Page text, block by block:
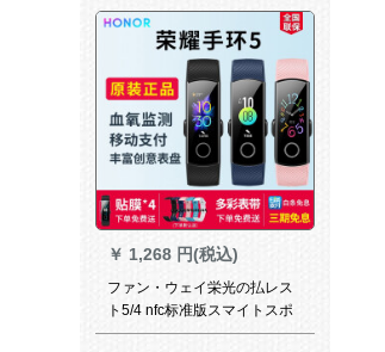
计シバモニター
￥ 1,268 円(税込)
ファン・ウェイ栄光の払レス
ト5/4 nfc标准版スマイトスポ
ーツ防水心拍睡眠ドア禁血酸